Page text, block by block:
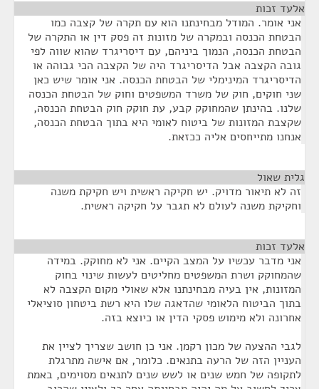
אלעד זכות
אני אומר. המודל מבחינתנו הוא עם תקרה של קצבה כמו
הבטחת הכנסה ובמקרה של מזונות זה פסק דין או התקרה של
הבטחת הכנסה, הנמוך ביניהם, עם דיסריגרד שהוא שווה לפי
גובה הקצבה אבל הדיסריגרד היה של הקצבה הכי גבוהה או
הדיסריגרד המינימלי של הבטחת הכנסה. אני אומר שיש כאן
שני חוקים, חוק של משרד המשפטים וחוק של הבטחת הכנסה
שלנו. בהינתן שהמחוקק קבע, עת חוקק חוק הבטחת הכנסה,
שקצבת המזונות של ביטוח לאומי היא בתוך הבטחת הכנסה,
אנחנו מתייחסים אליה ככזאת.
גלית שאול
זה לא תיאור מדויק. יש חקיקה ראשית ויש חקיקת משנה
וחקיקת משנה לעולם לא תגבר על חקיקה ראשית.
אלעד זכות
אני מדבר עכשיו על המצב הקיים. אני לא מחוקק. במידה
שהמחוקק ושרת המשפטים מחליטים לעשות שינוי בחוק
המזונות, אין בעיה מבחינתנו אלא שאולי מקום הקצבה לא
בתוך הביטוח הלאומי שהדאגה שלו היא רשת ביטחון סוציאלי
אחרונה ולא מימוש פסקי הדין או כיוצא בזה.
לגבי ההצעה של מכון רקמן. אני כן חושב שצריך לציין את
העניין הזה של הרעה בתנאים. כלומר, אם אישה מתרגלת
לתקופה של חמש שנים או לשש שנים לתנאים מסוימים, באמת